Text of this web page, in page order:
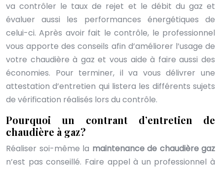
va contrôler le taux de rejet et le débit du gaz et
évaluer aussi les performances énergétiques de
celui-ci. Après avoir fait le contrôle, le professionnel
vous apporte des conseils afin d’améliorer l’usage de
votre chaudière à gaz et vous aide à faire aussi des
économies. Pour terminer, il va vous délivrer une
attestation d’entretien qui listera les différents sujets
de vérification réalisés lors du contrôle.
Pourquoi un contrant d’entretien de
chaudière à gaz ?
Réaliser soi-même la maintenance de chaudière gaz
n’est pas conseillé. Faire appel à un professionnel à